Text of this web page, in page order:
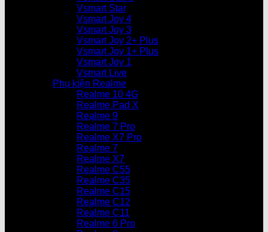
Vsmart Star
Vsmart Joy 4
Vsmart Joy 3
Vsmart Joy 2+ Plus
Vsmart Joy 1+ Plus
Vsmart Joy 1
Vsmart Live
Phụ kiện Realme
Realme 10 4G
Realme Pad X
Realme 9
Realme 7 Pro
Realme X7 Pro
Realme 7
Realme X7
Realme C55
Realme C35
Realme C15
Realme C12
Realme C11
Realme 6 Pro